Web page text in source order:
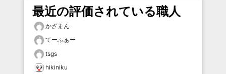
最近の評価されている職人
かざまん
てーふぁー
tsgs
hikiniku